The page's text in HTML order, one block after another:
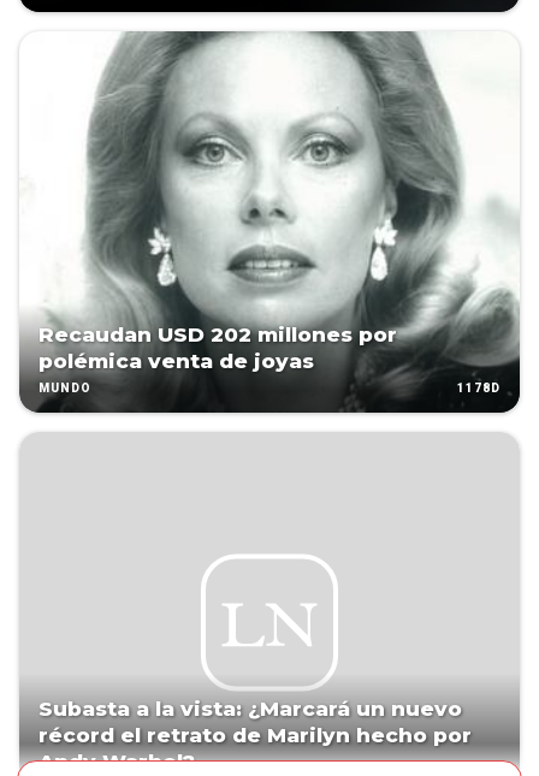
Recaudan USD 202 millones por
polémica venta de joyas
MUNDO 1178D
Subasta a la vista: ¿Marcará un nuevo
récord el retrato de Marilyn hecho por
Andy Warhol?